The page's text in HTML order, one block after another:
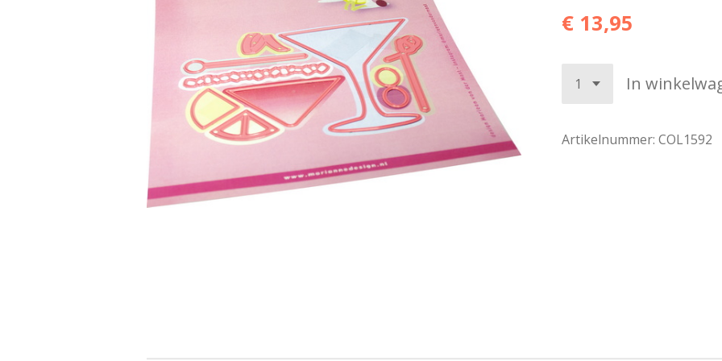
€ 13,95
In
Artikelnummer: COL1592